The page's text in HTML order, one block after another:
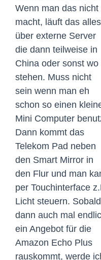
Wenn man das nicht
macht, läuft das alles
über externe Server
die dann teilweise in
China oder sonst wo
stehen. Muss nicht
sein wenn man eh
schon so einen
Mini Computer
Dann kommt das
Telekom Pad neben
den Smart Mirror in
den Flur und man
per Touchinterface
Licht steuern. Sobald
dann auch mal
ein Angebot für die
Amazon Echo Plus
rauskommt, werde